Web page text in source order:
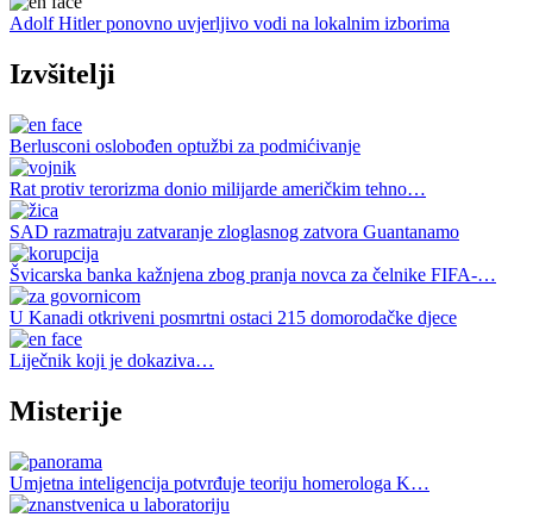
Adolf Hitler ponovno uvjerljivo vodi na lokalnim izborima
Izvšitelji
Berlusconi oslobođen optužbi za podmićivanje
Rat protiv terorizma donio milijarde američkim tehno…
SAD razmatraju zatvaranje zloglasnog zatvora Guantanamo
Švicarska banka kažnjena zbog pranja novca za čelnike FIFA-…
U Kanadi otkriveni posmrtni ostaci 215 domorodačke djece
Liječnik koji je dokaziva…
Misterije
Umjetna inteligencija potvrđuje teoriju homerologa K…